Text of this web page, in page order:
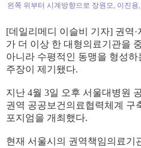
왼쪽 위부터 시계방향으로 장원모, 이진
[데일리메디 이슬비 기자] 권역
가 더 이상 한 대형의료기관을
아니라 수평적인 동맹을 형성
주장이 제기됐다.
지난 4월 3일 오후 서울대병원
권역 공공보건의료협력체계 구
포지엄을 개최했다.
현재 서울시의 권역책임의료기